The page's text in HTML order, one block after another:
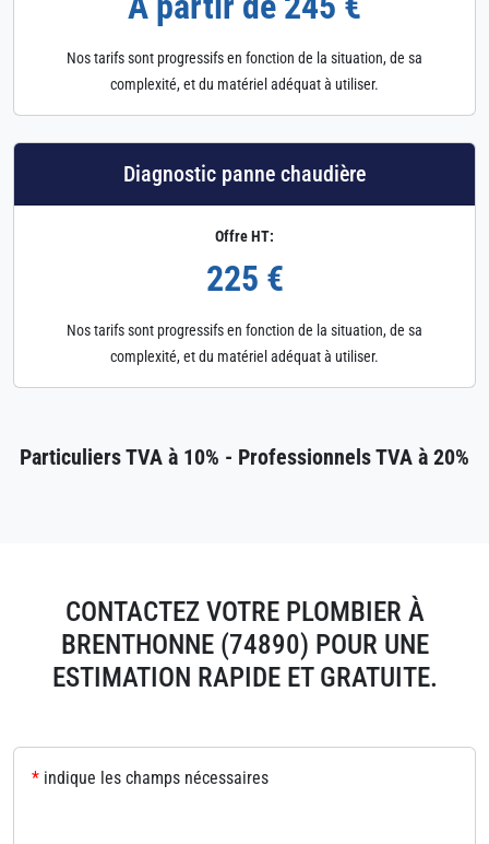
Nos tarifs sont progressifs en fonction de la situation, de sa
complexité, et du matériel adéquat à utiliser.
Diagnostic panne chaudière
Offre HT:
225 €
Nos tarifs sont progressifs en fonction de la situation, de sa
complexité, et du matériel adéquat à utiliser.
Particuliers TVA à 10% - Professionnels TVA à 20%
CONTACTEZ VOTRE PLOMBIER À
BRENTHONNE (74890) POUR UNE
ESTIMATION RAPIDE ET GRATUITE.
* indique les champs nécessaires